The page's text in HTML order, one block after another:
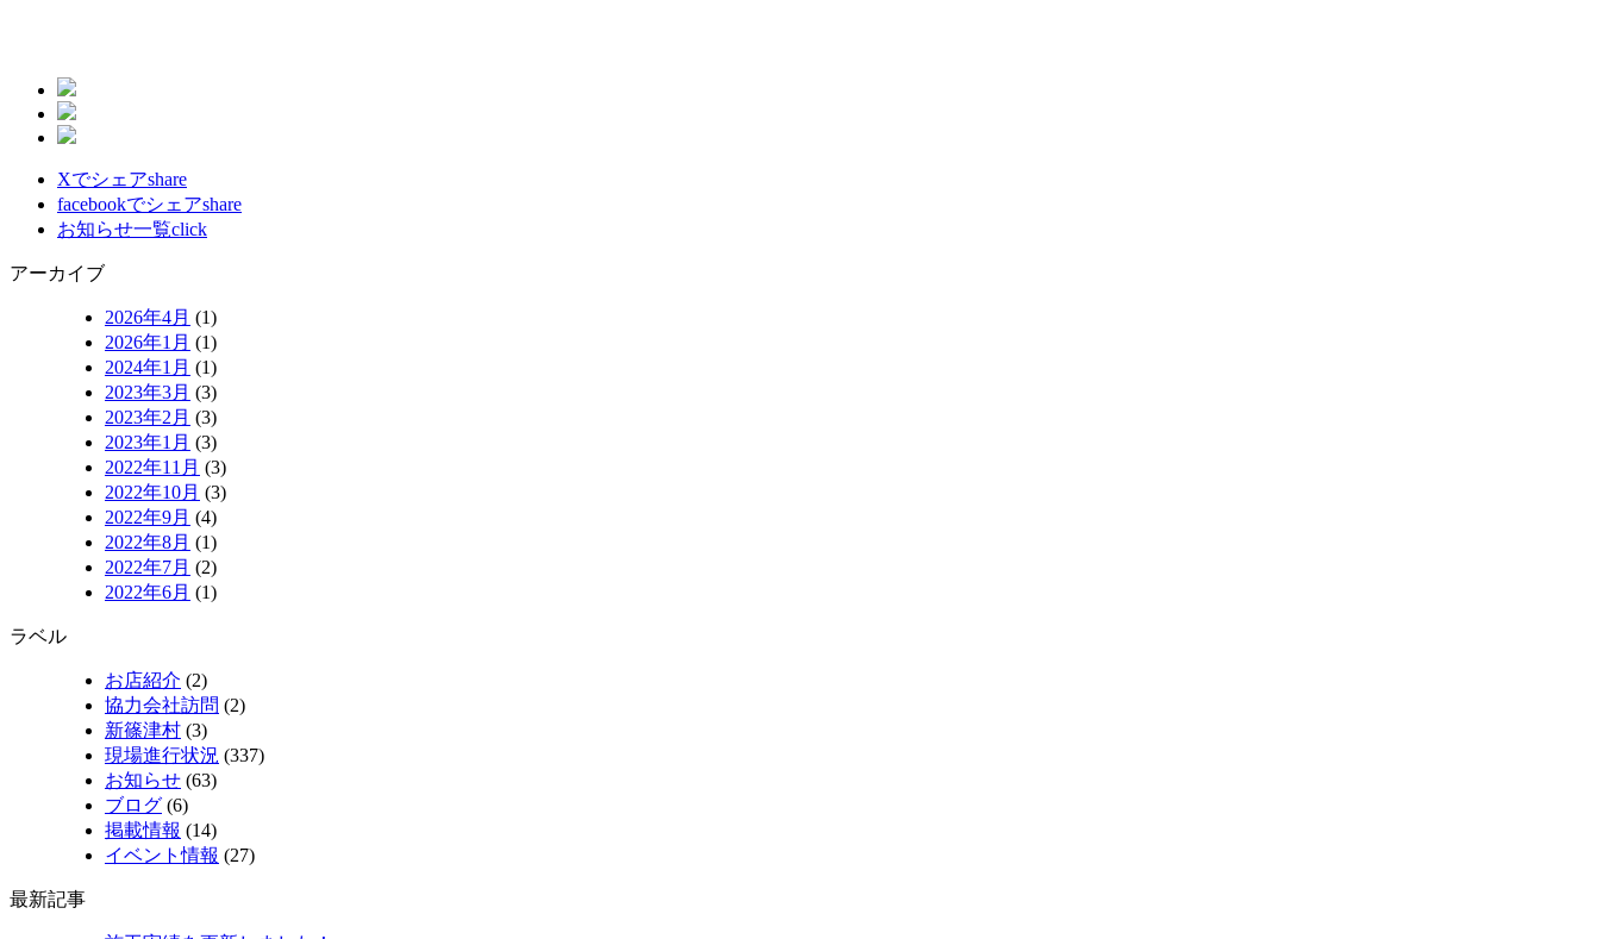
Xでシェアshare
facebookでシェアshare
お知らせ一覧click
アーカイブ
2026年4月 (1)
2026年1月 (1)
2024年1月 (1)
2023年3月 (3)
2023年2月 (3)
2023年1月 (3)
2022年11月 (3)
2022年10月 (3)
2022年9月 (4)
2022年8月 (1)
2022年7月 (2)
2022年6月 (1)
ラベル
お店紹介 (2)
協力会社訪問 (2)
新篠津村 (3)
現場進行状況 (337)
お知らせ (63)
ブログ (6)
掲載情報 (14)
イベント情報 (27)
最新記事